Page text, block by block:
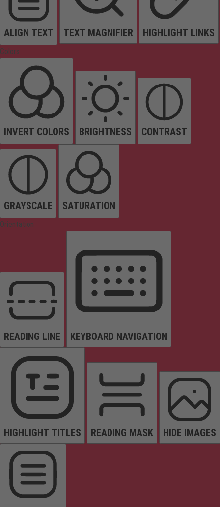
ALIGN TEXT TEXT MAGNIFIER HIGHLIGHT LINKS
Colors
INVERT COLORS BRIGHTNESS CONTRAST
GRAYSCALE SATURATION
Orientation
READING LINE KEYBOARD NAVIGATION
HIGHLIGHT TITLES READING MASK HIDE IMAGES